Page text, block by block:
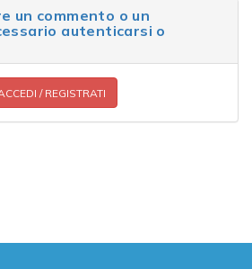
un commento o un
autenticarsi o
/ REGISTRATI